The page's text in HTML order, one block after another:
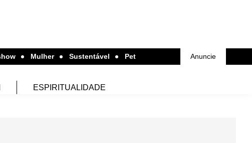
Mulher Sustentável Pet Anuncie
ESPIRITUALIDADE